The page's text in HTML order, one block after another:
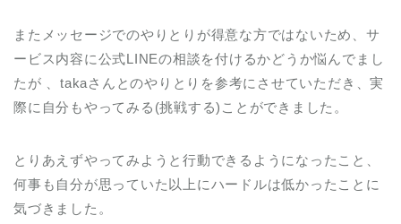
またメッセージでのやりとりが得意な方ではないため、サ
ービス内容に公式LINEの相談を付けるかどうか悩んでまし
たが 、takaさんとのやりとりを参考にさせていただき、実
際に自分もやってみる(挑戦する)ことができました。
とりあえずやってみようと行動できるようになったこと、
何事も自分が思っていた以上にハードルは低かったことに
気づきました。